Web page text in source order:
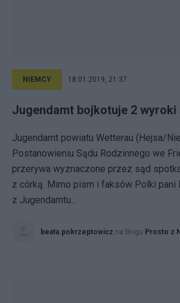
NIEMCY 18.01.2019, 21:37
Jugendamt bojkotuje 2 wyroki
Jugendamt powiatu Wetterau (Hejsa/
Postanowieniu Sądu Rodzinnego we
przerywa wyznaczone przez sąd
z córką. Mimo pism i faksów Polki pani
z Jugendamtu...
beata.pokrzeptowicz na blogu Prosto z